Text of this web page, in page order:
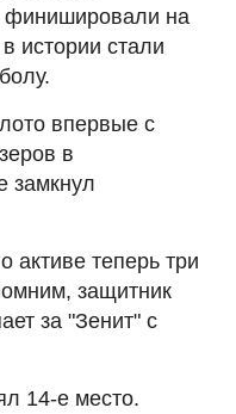
финишировали на
истории стали
впервые с
в
замкнул
активе теперь три
защитник
за "Зенит" с
14-е место.